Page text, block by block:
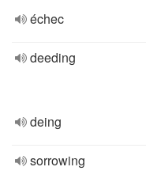
échec
deeding
deing
sorrowing